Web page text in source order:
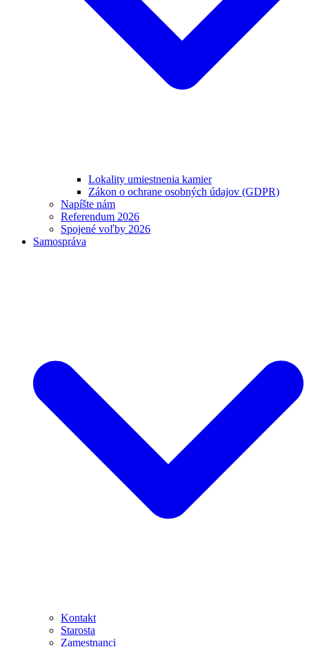
Lokality umiestnenia kamier
Zákon o ochrane osobných údajov (GDPR)
Napíšte nám
Referendum 2026
Spojené voľby 2026
Samospráva
Kontakt
Starosta
Zamestnanci